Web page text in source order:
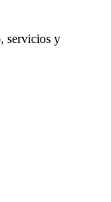
servicios y